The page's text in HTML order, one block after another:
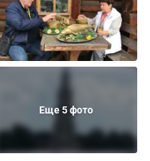
Еще 5 фото